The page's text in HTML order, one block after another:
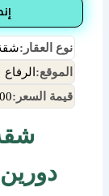
نوع العقار:
الموقع: الرفاع
قيمة السعر: